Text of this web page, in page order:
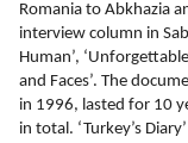
Romania to Abkhazia
interview column in
Human’,
and Faces’. The
in 1996, lasted for 10
in total. ‘Turkey’s